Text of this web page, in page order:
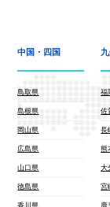
中国・四国
鳥取県
島根県
岡山県
広島県
山口県
徳島県
福
佐
長
熊
大
宮